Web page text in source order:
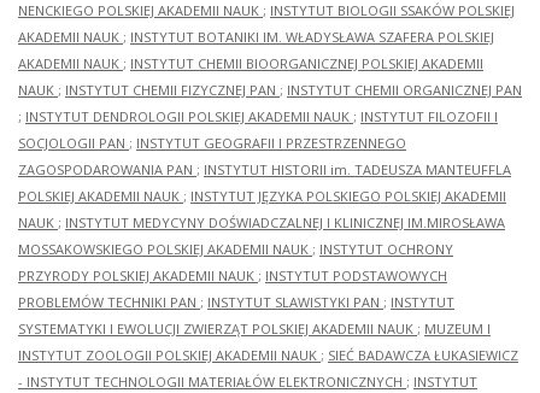
NENCKIEGO POLSKIEJ AKADEMII NAUK ; INSTYTUT BIOLOGII SSAKÓW POLSKIEJ
AKADEMII NAUK ; INSTYTUT BOTANIKI IM. WŁADYSŁAWA SZAFERA POLSKIEJ
AKADEMII NAUK ; INSTYTUT CHEMII BIOORGANICZNEJ POLSKIEJ AKADEMII
NAUK ; INSTYTUT CHEMII FIZYCZNEJ PAN ; INSTYTUT CHEMII ORGANICZNEJ PAN
; INSTYTUT DENDROLOGII POLSKIEJ AKADEMII NAUK ; INSTYTUT FILOZOFII I
SOCJOLOGII PAN ; INSTYTUT GEOGRAFII I PRZESTRZENNEGO
ZAGOSPODAROWANIA PAN ; INSTYTUT HISTORII im. TADEUSZA MANTEUFFLA
POLSKIEJ AKADEMII NAUK ; INSTYTUT JĘZYKA POLSKIEGO POLSKIEJ AKADEMII
NAUK ; INSTYTUT MEDYCYNY DOŚWIADCZALNEJ I KLINICZNEJ IM.MIROSŁAWA
MOSSAKOWSKIEGO POLSKIEJ AKADEMII NAUK ; INSTYTUT OCHRONY
PRZYRODY POLSKIEJ AKADEMII NAUK ; INSTYTUT PODSTAWOWYCH
PROBLEMÓW TECHNIKI PAN ; INSTYTUT SLAWISTYKI PAN ; INSTYTUT
SYSTEMATYKI I EWOLUCJI ZWIERZĄT POLSKIEJ AKADEMII NAUK ; MUZEUM I
INSTYTUT ZOOLOGII POLSKIEJ AKADEMII NAUK ; SIEĆ BADAWCZA ŁUKASIEWICZ
- INSTYTUT TECHNOLOGII MATERIAŁÓW ELEKTRONICZNYCH ; INSTYTUT